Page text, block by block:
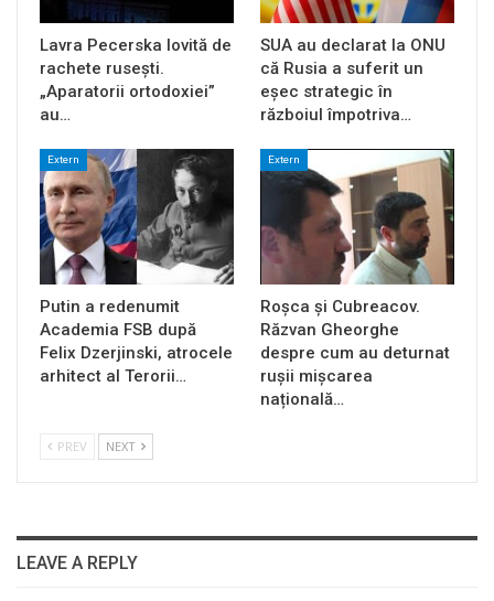
Lavra Pecerska lovită de
rachete rusești.
„Aparatorii ortodoxiei”
au…
SUA au declarat la ONU
că Rusia a suferit un
eșec strategic în
războiul împotriva…
Extern
Putin a redenumit
Academia FSB după
Felix Dzerjinski, atrocele
arhitect al Terorii…
Extern
Roșca și Cubreacov.
Răzvan Gheorghe
despre cum au deturnat
rușii mișcarea
națională…
PREV NEXT
LEAVE A REPLY